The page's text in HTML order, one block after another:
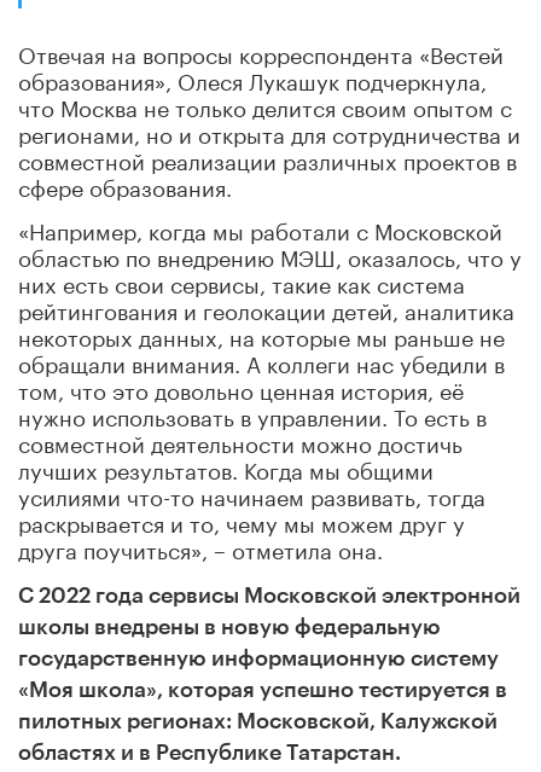
Отвечая на вопросы корреспондента «Вестей
образования», Олеся Лукашук подчеркнула,
что Москва не только делится своим опытом с
регионами, но и открыта для сотрудничества и
совместной реализации различных проектов в
сфере образования.
«Например, когда мы работали с Московской
областью по внедрению МЭШ, оказалось, что у
них есть свои сервисы, такие как система
рейтингования и геолокации детей, аналитика
некоторых данных, на которые мы раньше не
обращали внимания. А коллеги нас убедили в
том, что это довольно ценная история, её
нужно использовать в управлении. То есть в
совместной деятельности можно достичь
лучших результатов. Когда мы общими
усилиями что-то начинаем развивать, тогда
раскрывается и то, чему мы можем друг у
друга поучиться», – отметила она.
С 2022 года сервисы Московской электронной
школы внедрены в новую федеральную
государственную информационную систему
«Моя школа», которая успешно тестируется в
пилотных регионах: Московской, Калужской
областях и в Республике Татарстан.